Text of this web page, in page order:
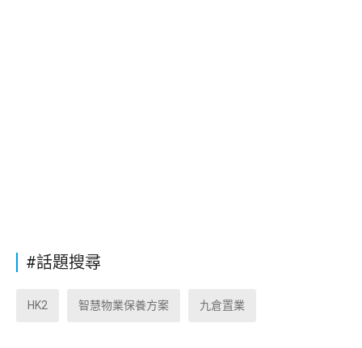
#話題搜尋
HK2 智慧物業保養方案 九倉置業